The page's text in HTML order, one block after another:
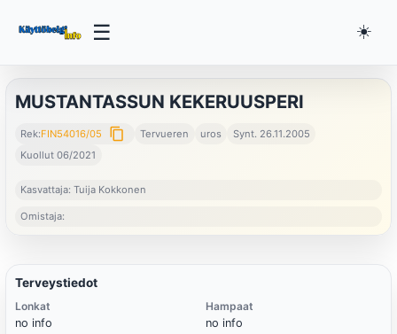
☰ ☀️
MUSTANTASSUN KEKERUUSPERI
Rek:FIN54016/05 content_copy Tervueren uros
Synt. 26.11.2005
Kuollut 06/2021
Kasvattaja: Tuija Kokkonen
Omistaja:
Terveystiedot
Lonkat
no info
Hampaat
no info